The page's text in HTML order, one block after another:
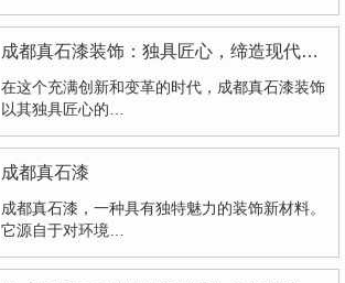
成都真石漆装饰：独具匠心，缔造现代风貌
在这个充满创新和变革的时代，成都真石漆装饰
以其独具匠心的…
成都真石漆
成都真石漆，一种具有独特魅力的装饰新材料。
它源自于对环境…